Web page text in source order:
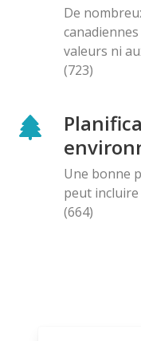
De
valeurs ni
(723)
Une bonne
peut incluire
(664)